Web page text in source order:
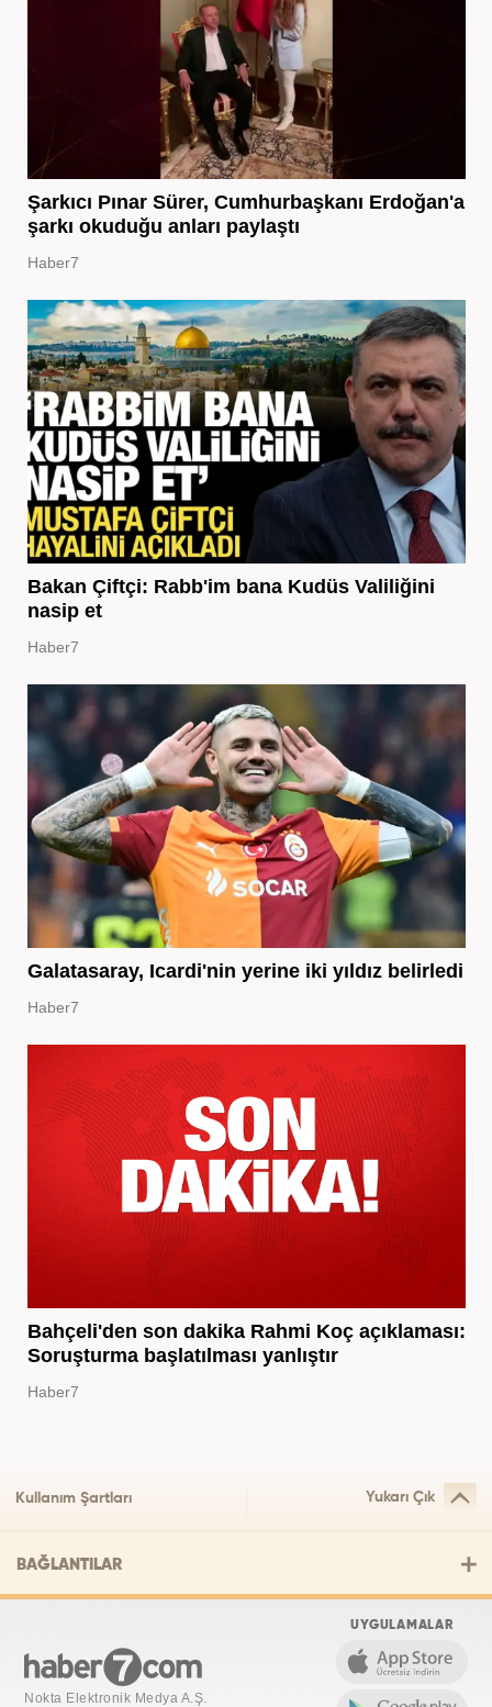
Şarkıcı Pınar Sürer, Cumhurbaşkanı Erdoğan'a
şarkı okuduğu anları paylaştı
Haber7
Bakan Çiftçi: Rabb'im bana Kudüs Valiliğini
nasip et
Haber7
Galatasaray, Icardi'nin yerine iki yıldız belirledi
Haber7
Bahçeli'den son dakika Rahmi Koç açıklaması:
Soruşturma başlatılması yanlıştır
Haber7
Kullanım Şartları Yukarı Çık
BAĞLANTILAR
Nokta Elektronik Medya A.Ş.
UYGULAMALAR